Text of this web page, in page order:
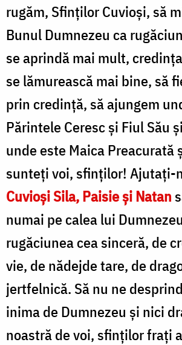
rugăm, Sfinților Cuvioși, să
Bunul Dumnezeu ca
se aprindă mai mult,
se lămurească mai bine, să
prin credință, să ajungem
Părintele Ceresc și Fiul Său
unde este Maica Preacurată
sunteți voi, sfinților! Ajutați-
Cuvioși Sila, Paisie și Natan
numai pe calea lui
rugăciunea cea sinceră, de
vie, de nădejde tare, de
jertfelnică. Să nu ne
inima de Dumnezeu și nici
noastră de voi, sfinților frați